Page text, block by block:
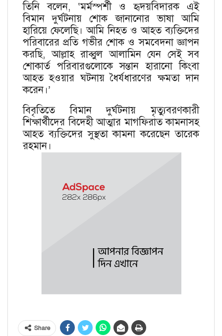
তিনি বলেন, ‘মর্মস্পর্শী ও হৃদয়বিদারক এই
বিমান দুর্ঘটনায় শোক জানানোর ভাষা আমি
হারিয়ে ফেলেছি। আমি নিহত ও আহত ব্যক্তিদের
পরিবারের প্রতি গভীর শোক ও সমবেদনা জ্ঞাপন
করছি, আল্লাহ রাব্বুল আলামিন যেন সেই সব
শোকার্ত পরিবারগুলোকে সন্তান হারানো কিংবা
আহত হওয়ার ঘটনায় ধৈর্যধারণের ক্ষমতা দান
করেন।’
বিবৃতিতে বিমান দুর্ঘটনায় মৃত্যুবরণকারী
শিক্ষার্থীদের বিদেহী আত্মার মাগফিরাত কামনাসহ
আহত ব্যক্তিদের সুস্থতা কামনা করেছেন তারেক
রহমান।
Share